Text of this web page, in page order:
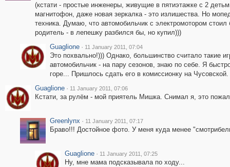
(кстати - простые инженеры, живущие в пятиэтажке с 2
магнитофон, даже новая зеркалка - это излишества. Но
техника. Думаю, что автомобильчик с электромотором
родитель - в лепешку разбился бы, но купил)))
Guaglione · 11 January 2011, 07:04
Это похвально!))) Однако, большинство считало такие
автомобильчик - на пару сезонов, знаю по себе. Я
горе... Пришлось сдать его в комиссионку на Чусовской.
Guaglione · 11 January 2011, 07:06
Кстати, за рулём - мой приятель Мишка. Снимал я, это
Greenlynx · 11 January 2011, 07:17
Браво!!! Достойное фото. У меня куда менее
Guaglione · 11 January 2011, 07:25
Ну, мне мама подсказывала по ходу...